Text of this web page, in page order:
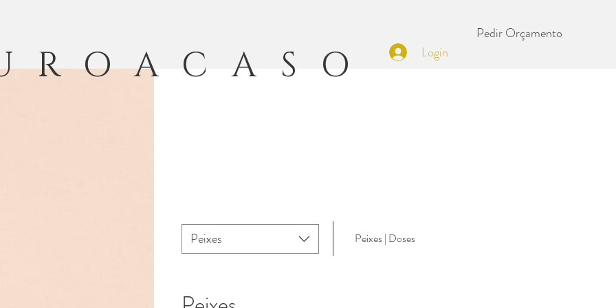
Pedir Orçamento
Login
Peixes Peixes | Doses